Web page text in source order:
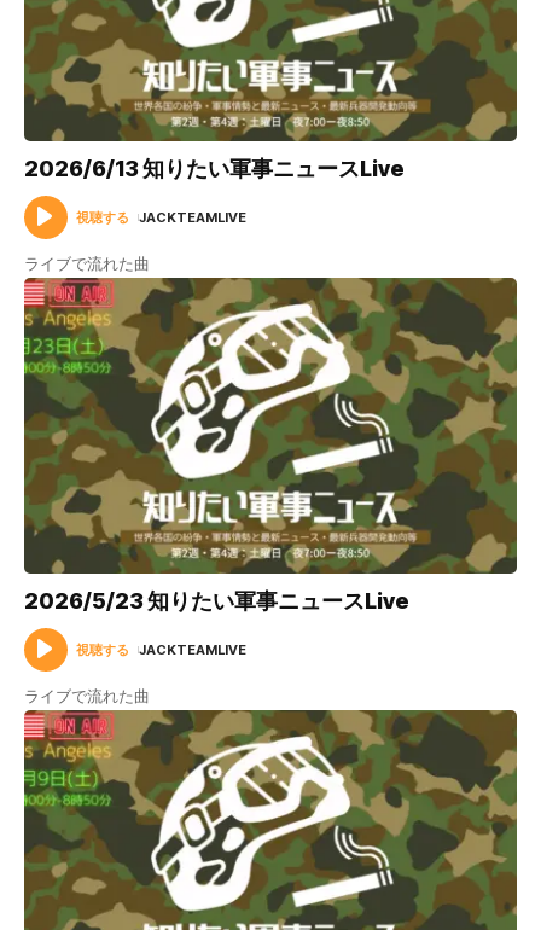
2026/6/13 知りたい軍事ニュースLive
視聴する JACKTEAMLIVE
ライブで流れた曲
2026/5/23 知りたい軍事ニュースLive
視聴する JACKTEAMLIVE
ライブで流れた曲